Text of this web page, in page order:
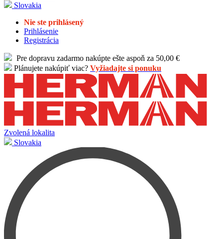
Slovakia
Nie ste prihlásený
Prihlásenie
Registrácia
Pre dopravu zadarmo nakúpte ešte aspoň za 50,00 €
Plánujete nakúpiť viac? Vyžiadajte si ponuku
Zvolená lokalita
Slovakia